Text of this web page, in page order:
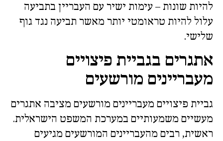
להיות שונות – עימות ישיר עם העבריין בתביעה
עלול להיות טראומטי יותר מאשר תביעה נגד גוף
שלישי.
אתגרים בגביית פיצויים
מעבריינים מורשעים
גביית פיצויים מעבריינים מורשעים מציבה אתגרים
מעשיים משמעותיים במערכת המשפט הישראלית.
ראשית, רבים מהעבריינים המורשעים מגיעים